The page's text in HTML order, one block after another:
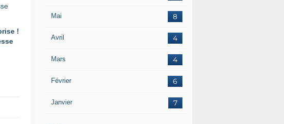
!
Mai 8
Avril 4
Mars 4
Février 6
Janvier 7